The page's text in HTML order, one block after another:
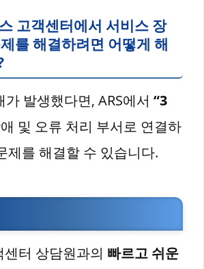
고객센터에서 서비스 장
를 해결하려면 어떻게 해
발생했다면, ARS에서 “3
및 오류 처리 부서로 연결하
제를 해결할 수 있습니다.
터 상담원과의 빠르고 쉬운